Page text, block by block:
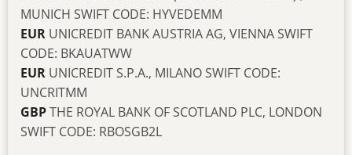
MUNICH SWIFT CODE: HYVEDEMM
EUR UNICREDIT BANK AUSTRIA AG, VIENNA SWIFT
CODE: BKAUATWW
EUR UNICREDIT S.P.A., MILANO SWIFT CODE:
UNCRITMM
GBPTHE ROYAL BANK OF SCOTLAND PLC, LONDON
SWIFT CODE: RBOSGB2L